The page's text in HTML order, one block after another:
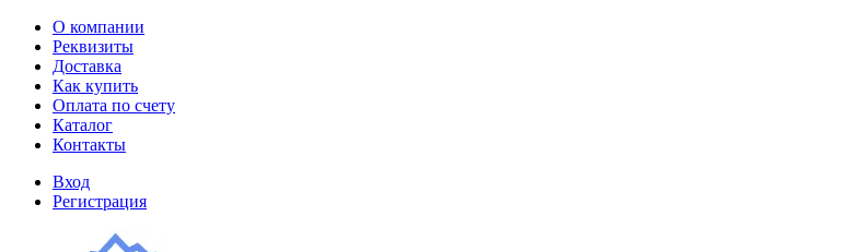
О компании
Реквизиты
Доставка
Как купить
Оплата по счету
Каталог
Контакты
Вход
Регистрация